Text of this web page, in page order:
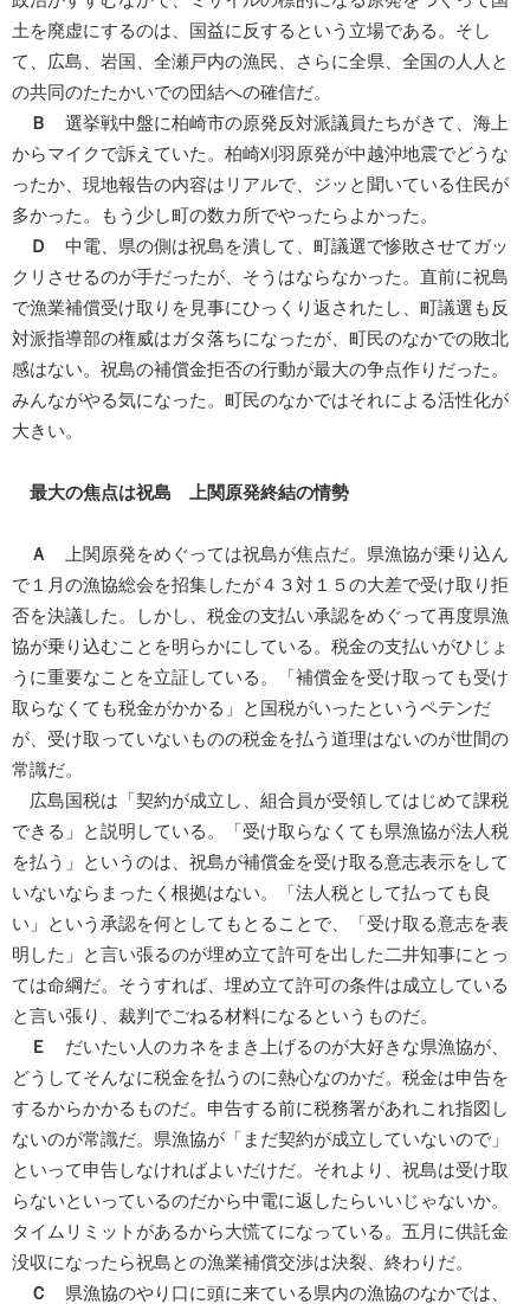
土を廃虚にするのは、国益に反するという立場である。そし
て、広島、岩国、全瀬戸内の漁民、さらに全県、全国の人人と
の共同のたたかいでの団結への確信だ。
Ｂ 選挙戦中盤に柏崎市の原発反対派議員たちがきて、海上
からマイクで訴えていた。柏崎刈羽原発が中越沖地震でどうな
ったか、現地報告の内容はリアルで、ジッと聞いている住民が
多かった。もう少し町の数カ所でやったらよかった。
Ｄ 中電、県の側は祝島を潰して、町議選で惨敗させてガッ
クリさせるのが手だったが、そうはならなかった。直前に祝島
で漁業補償受け取りを見事にひっくり返されたし、町議選も反
対派指導部の権威はガタ落ちになったが、町民のなかでの敗北
感はない。祝島の補償金拒否の行動が最大の争点作りだった。
みんながやる気になった。町民のなかではそれによる活性化が
大きい。
最大の焦点は祝島 上関原発終結の情勢
Ａ
上関原発をめぐっては祝島が焦点だ。県漁協が乗り込ん
で１月の漁協総会を招集したが４３対１５の大差で受け取り拒
否を決議した。しかし、税金の支払い承認をめぐって再度県漁
協が乗り込むことを明らかにしている。税金の支払いがひじょ
うに重要なことを立証している。「補償金を受け取っても受け
取らなくても税金がかかる」と国税がいったというペテンだ
が、受け取っていないものの税金を払う道理はないのが世間の
常識だ。
広島国税は「契約が成立し、組合員が受領してはじめて課税
できる」と説明している。「受け取らなくても県漁協が法人税
を払う」というのは、祝島が補償金を受け取る意志表示をして
いないならまったく根拠はない。「法人税として払っても良
い」という承認を何としてもとることで、「受け取る意志を表
明した」と言い張るのが埋め立て許可を出した二井知事にとっ
ては命綱だ。そうすれば、埋め立て許可の条件は成立している
と言い張り、裁判でごねる材料になるというものだ。
Ｅ
だいたい人のカネをまき上げるのが大好きな県漁協が、
どうしてそんなに税金を払うのに熱心なのかだ。税金は申告を
するからかかるものだ。申告する前に税務署があれこれ指図し
ないのが常識だ。県漁協が「まだ契約が成立していないので」
といって申告しなければよいだけだ。それより、祝島は受け取
らないといっているのだから中電に返したらいいじゃないか。
タイムリミットがあるから大慌てになっている。五月に供託金
没収になったら祝島との漁業補償交渉は決裂、終わりだ。
Ｃ
県漁協のやり口に頭に来ている県内の漁協のなかでは、